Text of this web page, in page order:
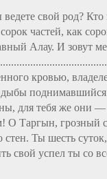
свой род?
частей, как
Алау. И зовут
кровью,
для тебя же они
Таргын, грозный
Ты шесть
свой успел ты со